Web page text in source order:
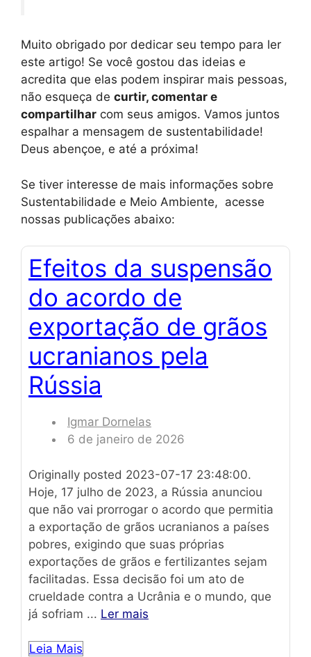
Muito obrigado por dedicar seu tempo para ler
este artigo! Se você gostou das ideias e
acredita que elas podem inspirar mais pessoas,
não esqueça de curtir, comentar e
compartilhar com seus amigos. Vamos juntos
espalhar a mensagem de sustentabilidade!
Deus abençoe, e até a próxima!
Se tiver interesse de mais informações sobre
Sustentabilidade e Meio Ambiente, acesse
nossas publicações abaixo:
Efeitos da suspensão
do acordo de
exportação de grãos
ucranianos pela
Rússia
Igmar Dornelas
6 de janeiro de 2026
Originally posted 2023-07-17 23:48:00.
Hoje, 17 julho de 2023, a Rússia anunciou
que não vai prorrogar o acordo que permitia
a exportação de grãos ucranianos a países
pobres, exigindo que suas próprias
exportações de grãos e fertilizantes sejam
facilitadas. Essa decisão foi um ato de
crueldade contra a Ucrânia e o mundo, que
já sofriam ... Ler mais
Leia Mais